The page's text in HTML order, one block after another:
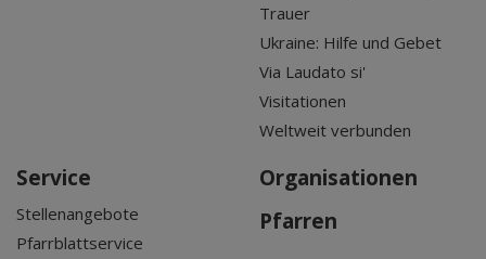
Trauer
Ukraine: Hilfe und Gebet
Via Laudato si'
Visitationen
Weltweit verbunden
Service
Stellenangebote
Pfarrblattservice
Organisationen
Pfarren